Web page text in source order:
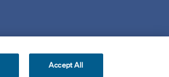
Accept All